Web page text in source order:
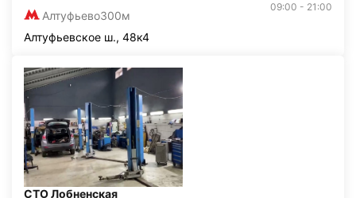
Алтуфьево300м
09:00 - 21:00
Алтуфьевское ш., 48к4
СТО Лобненская